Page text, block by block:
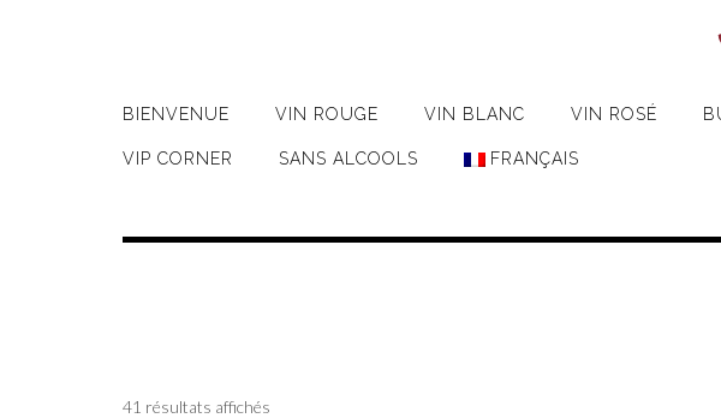
BIENVENUE VIN ROUGE VIN BLANC VIN ROSÉ
VIP CORNER SANS ALCOOLS FRANÇAIS
41 résultats affichés